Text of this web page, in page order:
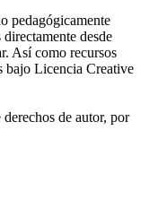
pedagógicamente
desde
Así como recursos
bajo Licencia Creative
de autor, por